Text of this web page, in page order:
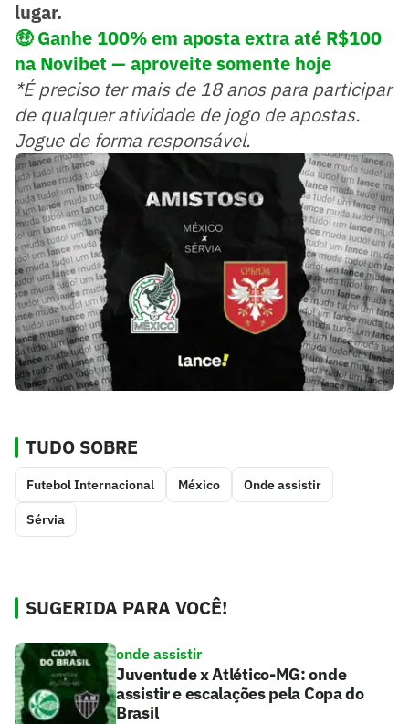
lugar.
🤑 Ganhe 100% em aposta extra até R$100
na Novibet — aproveite somente hoje
*É preciso ter mais de 18 anos para participar
de qualquer atividade de jogo de apostas.
Jogue de forma responsável.
TUDO SOBRE
Futebol Internacional México Onde assistir
Sérvia
SUGERIDA PARA VOCÊ!
onde assistir
Juventude x Atlético-MG: onde
assistir e escalações pela Copa do
Brasil